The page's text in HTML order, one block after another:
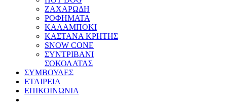
ΖΑΧΑΡΩΔΗ
ΡΟΦΗΜΑΤΑ
ΚΑΛΑΜΠΟΚΙ
ΚΑΣΤΑΝΑ ΚΡΗΤΗΣ
SNOW CONE
ΣΥΝΤΡΙΒΑΝΙ
ΣΟΚΟΛΑΤΑΣ
ΣΥΜΒΟΥΛΕΣ
ΕΤΑΙΡΕΙΑ
ΕΠΙΚΟΙΝΩΝΙΑ